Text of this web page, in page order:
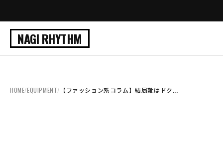
NAGI RHYTHM
HOME/EQUIPMENT/ 【ファッション系コラム】結局靴はドク...